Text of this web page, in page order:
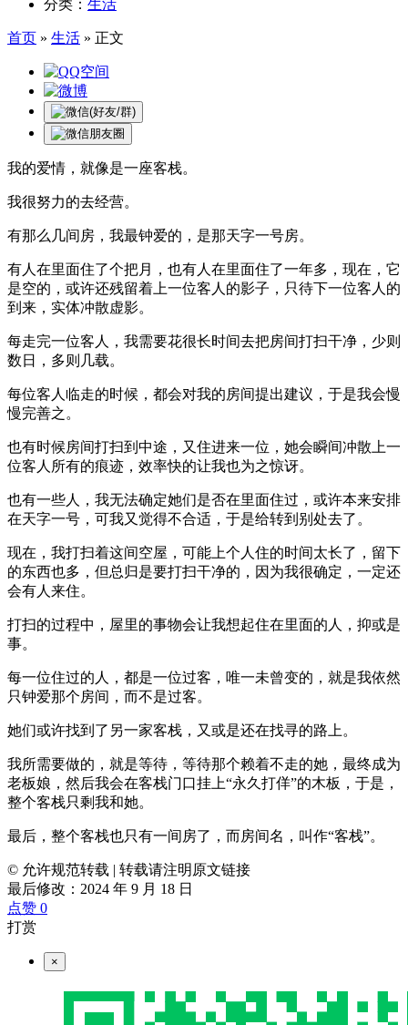
分类： 生活
首页 » 生活 » 正文
我的爱情，就像是一座客栈。
我很努力的去经营。
有那么几间房，我最钟爱的，是那天字一号房。
有人在里面住了个把月，也有人在里面住了一年多，现在，它
是空的，或许还残留着上一位客人的影子，只待下一位客人的
到来，实体冲散虚影。
每走完一位客人，我需要花很长时间去把房间打扫干净，少则
数日，多则几载。
每位客人临走的时候，都会对我的房间提出建议，于是我会慢
慢完善之。
也有时候房间打扫到中途，又住进来一位，她会瞬间冲散上一
位客人所有的痕迹，效率快的让我也为之惊讶。
也有一些人，我无法确定她们是否在里面住过，或许本来安排
在天字一号，可我又觉得不合适，于是给转到别处去了。
现在，我打扫着这间空屋，可能上个人住的时间太长了，留下
的东西也多，但总归是要打扫干净的，因为我很确定，一定还
会有人来住。
打扫的过程中，屋里的事物会让我想起住在里面的人，抑或是
事。
每一位住过的人，都是一位过客，唯一未曾变的，就是我依然
只钟爱那个房间，而不是过客。
她们或许找到了另一家客栈，又或是还在找寻的路上。
我所需要做的，就是等待，等待那个赖着不走的她，最终成为
老板娘，然后我会在客栈门口挂上“永久打佯”的木板，于是，
整个客栈只剩我和她。
最后，整个客栈也只有一间房了，而房间名，叫作“客栈”。
© 允许规范转载 | 转载请注明原文链接
最后修改：2024 年 9 月 18 日
点赞 0
打赏
×